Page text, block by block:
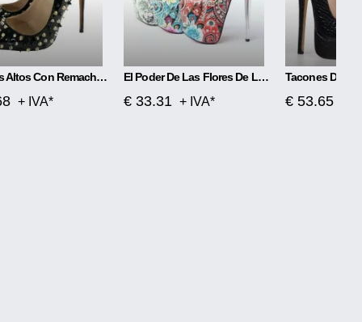
Tacones Altos Con Remaches A Juego De Charol Negro
+ IVA*
El Poder De Las Flores De Los Tacones Súper Altos
€ 33.31 + IVA*
Tacones De
€ 53.65